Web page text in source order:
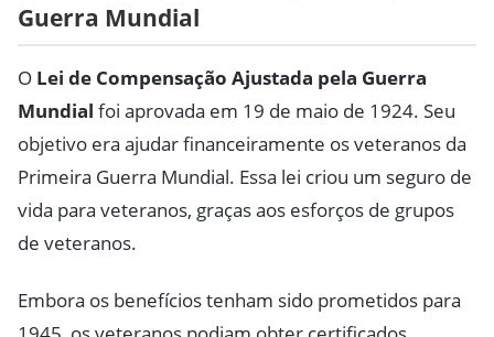
Guerra Mundial
O Lei de Compensação Ajustada pela Guerra
Mundial foi aprovada em 19 de maio de 1924. Seu
objetivo era ajudar financeiramente os veteranos da
Primeira Guerra Mundial. Essa lei criou um seguro de
vida para veteranos, graças aos esforços de grupos
de veteranos.
Embora os benefícios tenham sido prometidos para